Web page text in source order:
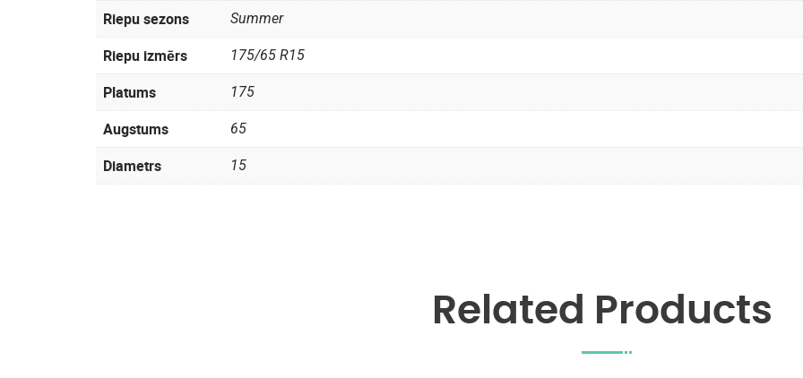
Riepu sezons Summer
Riepu izmērs 175/65 R15
Platums 175
Augstums 65
Diametrs 15
Related Products